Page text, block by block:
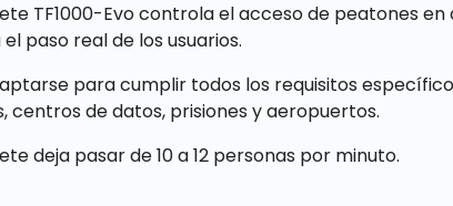
TF1000-Evo controla el acceso de peatones
paso real de los usuarios.
para cumplir todos los requisitos
centros de datos, prisiones y aeropuertos.
deja pasar de 10 a 12 personas por minuto.